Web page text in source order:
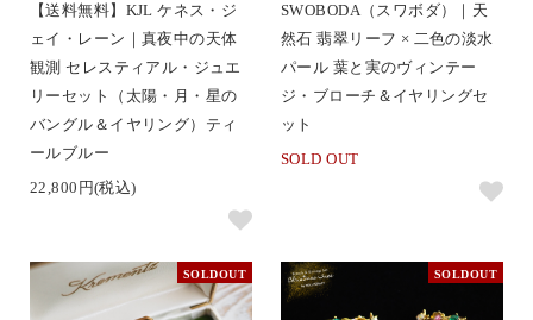
【送料無料】KJL ケネス・ジ
ェイ・レーン｜真夜中の天体
観測 セレスティアル・ジュエ
リーセット（太陽・月・星の
バングル＆イヤリング）ティ
ールブルー
22,800円(税込)
SWOBODA（スワボダ）｜天
然石 翡翠リーフ × 二色の淡水
パール 葉と実のヴィンテー
ジ・ブローチ＆イヤリングセ
ット
SOLD OUT
SOLDOUT SOLDOUT